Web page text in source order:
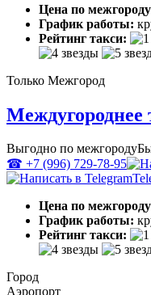
Цена по
График работы:
Рейтинг такси:
Только Межгород
Выгодно по межгороду
☎ +7 (996) 729-78-95
Цена по
График работы:
Рейтинг такси:
Город
Аэропорт